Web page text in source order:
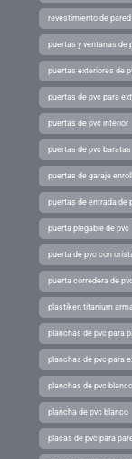
revestimiento de pared
puertas y ventanas de
puertas exteriores de
puertas de pvc para
puertas de pvc interior
puertas de pvc baratas
puertas de garaje
puertas de entrada de
puerta plegable de pvc
puerta de pvc con
puerta corredera de
plastiken titanium
planchas de pvc para
planchas de pvc para
planchas de pvc blanco
plancha de pvc blanco
placas de pvc para